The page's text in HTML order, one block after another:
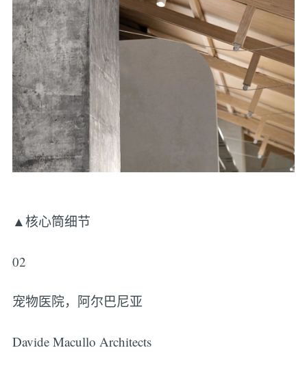
▲核心筒细节
02
宠物医院，阿尔巴尼亚
Davide Macullo Architects